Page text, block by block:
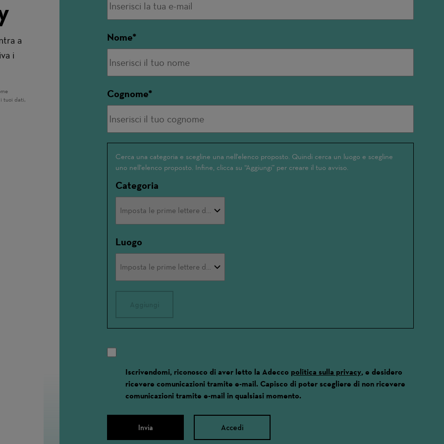
a
i
nuova finestra)
tuoi dati,
Nome
Cognome
Interessato(a)
a
Cerca una categoria e scegline una nell'elenco proposto. Quindi cerca un luogo e scegline
uno nell'elenco proposto. Infine, clicca su “Aggiungi” per creare il tuo avviso.
Categoria
Luogo
Iscrivendomi, riconosco di aver letto la Adecco politica sulla privacy, e desidero
ricevere comunicazioni tramite e-mail. Capisco di poter scegliere di non ricevere
comunicazioni tramite e-mail in qualsiasi momento.
Invia Accedi